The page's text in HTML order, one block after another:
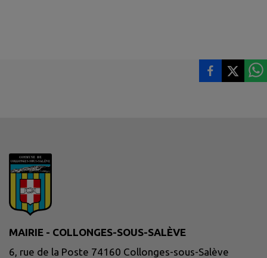
MAIRIE - COLLONGES-SOUS-SALÈVE
6, rue de la Poste 74160 Collonges-sous-Salève